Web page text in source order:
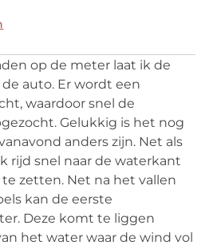
op de meter laat ik de
auto. Er wordt een
waardoor snel de
Gelukkig is het nog
anders zijn. Net als
rijd snel naar de waterkant
zetten. Net na het vallen
kan de eerste
Deze komt te liggen
het water waar de wind vol